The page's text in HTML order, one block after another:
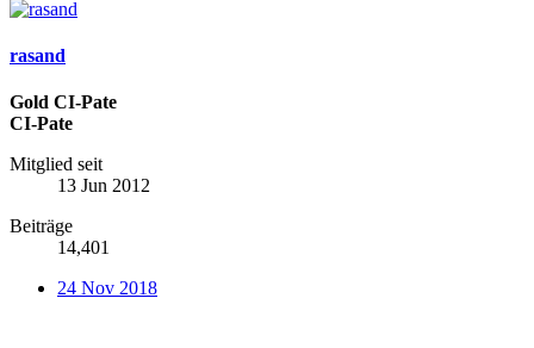
rasand
Gold CI-Pate
CI-Pate
Mitglied seit
13 Jun 2012
Beiträge
14,401
24 Nov 2018